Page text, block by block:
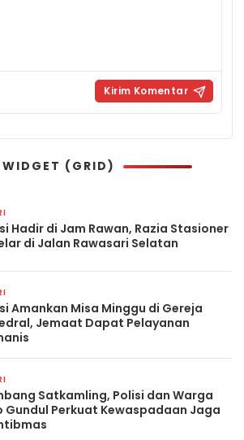
WIDGET (GRID)
Hadir di Jam Rawan, Razia Stasioner
di Jalan Rawasari Selatan
Amankan Misa Minggu di Gereja
Jemaat Dapat Pelayanan
Satkamling, Polisi dan Warga
Gundul Perkuat Kewaspadaan Jaga